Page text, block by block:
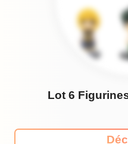
Lot 6